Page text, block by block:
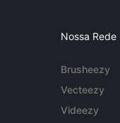
Nossa Rede
Brusheezy
Vecteezy
Videezy